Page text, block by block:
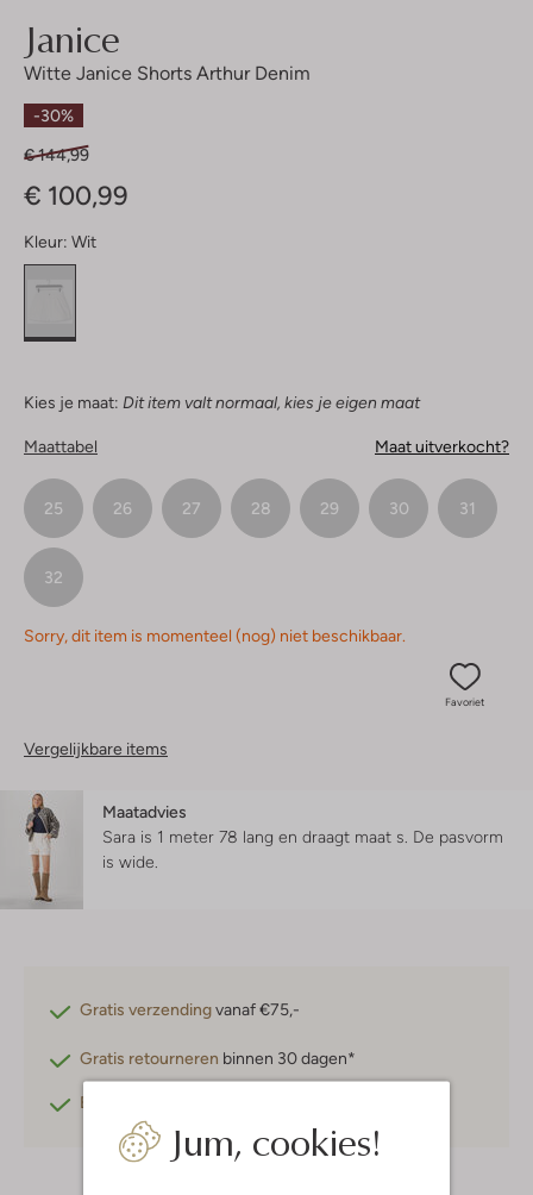
Jum, cookies!
Janice
Witte Janice Shorts Arthur Denim
-30%
€ 144,99
€ 100,99
Kleur: Wit
Kies je maat: Dit item valt normaal, kies je eigen maat
Maattabel Maat uitverkocht?
25 26 27 28 29 30 31
32
Sorry, dit item is momenteel (nog) niet beschikbaar.
Favoriet
Vergelijkbare items
Maatadvies
Sara is 1 meter 78 lang en draagt maat s. De pasvorm
is wide
Gratis verzendingvanaf €75,-
Gratis retourneren binnen 30 dagen*
Betaal achteraf